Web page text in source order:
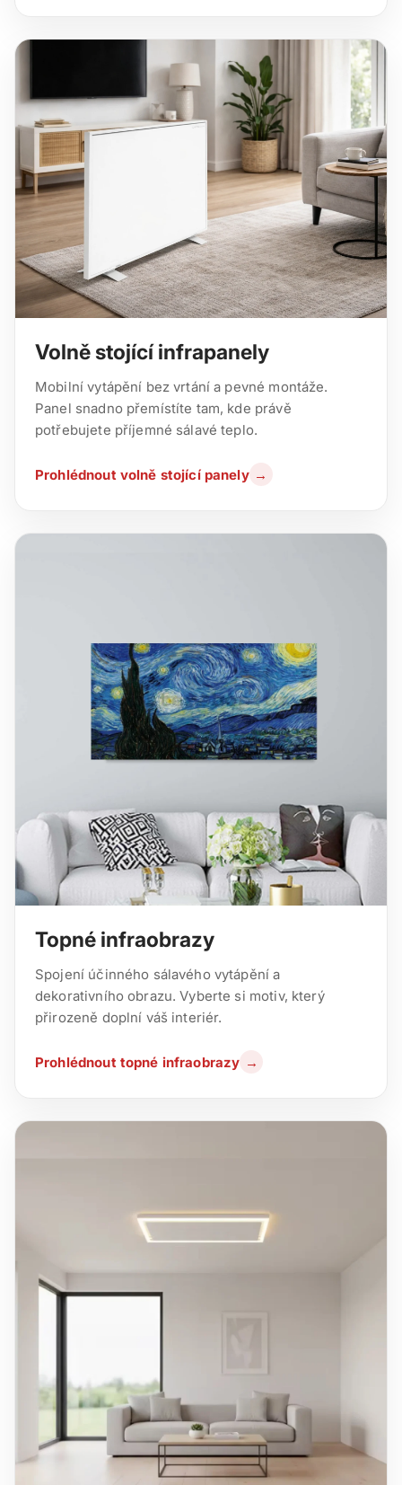
Volně stojící infrapanely
Mobilní vytápění bez vrtání a pevné montáže.
Panel snadno přemístíte tam, kde právě
potřebujete příjemné sálavé teplo.
Prohlédnout volně stojící panely →
Topné infraobrazy
Spojení účinného sálavého vytápění a
dekorativního obrazu. Vyberte si motiv, který
přirozeně doplní váš interiér.
Prohlédnout topné infraobrazy →